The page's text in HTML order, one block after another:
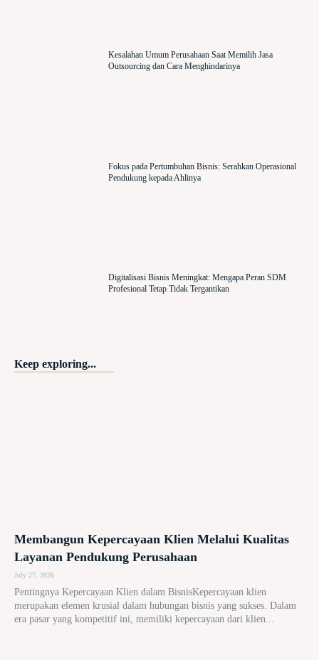
Kesalahan Umum Perusahaan Saat Memilih Jasa
Outsourcing dan Cara Menghindarinya
Fokus pada Pertumbuhan Bisnis: Serahkan Operasional
Pendukung kepada Ahlinya
Digitalisasi Bisnis Meningkat: Mengapa Peran SDM
Profesional Tetap Tidak Tergantikan
Keep exploring...
Membangun Kepercayaan Klien Melalui Kualitas
Layanan Pendukung Perusahaan
July 27, 2026
Pentingnya Kepercayaan Klien dalam BisnisKepercayaan klien
merupakan elemen krusial dalam hubungan bisnis yang sukses. Dalam
era pasar yang kompetitif ini, memiliki kepercayaan dari klien...